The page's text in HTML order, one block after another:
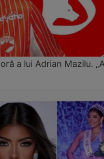
a lui Adrian Mazilu.